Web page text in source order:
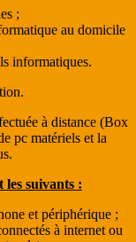
;
au domicile
informatiques.
à distance (Box
pc matériels et la
les suivants :
et périphérique ;
à internet ou